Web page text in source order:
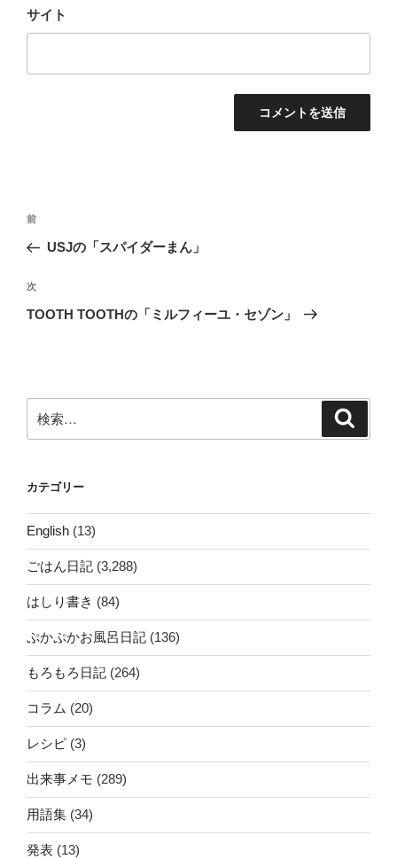
サイト
投
ナ
ビ
ゲ
ン
前
の
稿
前
USJの「スパイダーまん」
次
の
次
TOOTH TOOTHの「ミルフィーユ・セゾン」
索:
カテゴリー
English (13)
ごはん日記 (3,288)
はしり書き (84)
ぷかぷかお風呂日記 (136)
もろもろ日記 (264)
コラム (20)
レシピ (3)
出来事メモ (289)
用語集 (34)
発表 (13)